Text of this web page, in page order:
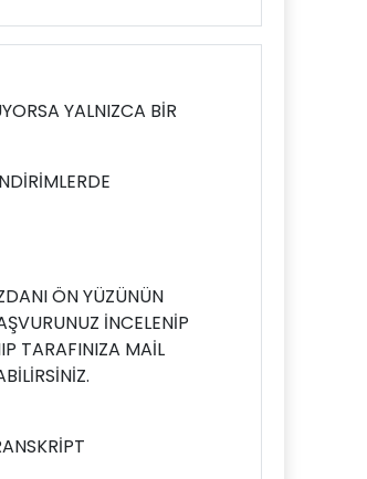
YALNIZCA BİR
ÖN YÜZÜNÜN
İNCELENİP
TARAFINIZA MAİL